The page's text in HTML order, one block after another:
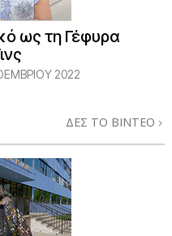
ως τη Γέφυρα
2022
ΔΕΣ ΤΟ ΒΙΝΤΕΟ